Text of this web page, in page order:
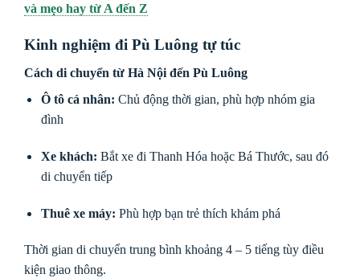
và mẹo hay từ A đến Z
Kinh nghiệm đi Pù Luông tự túc
Cách di chuyển từ Hà Nội đến Pù Luông
Ô tô cá nhân: Chủ động thời gian, phù hợp nhóm gia
đình
Xe khách: Bắt xe đi Thanh Hóa hoặc Bá Thước, sau đó
di chuyển tiếp
Thuê xe máy: Phù hợp bạn trẻ thích khám phá
Thời gian di chuyển trung bình khoảng 4 – 5 tiếng tùy điều
kiện giao thông.